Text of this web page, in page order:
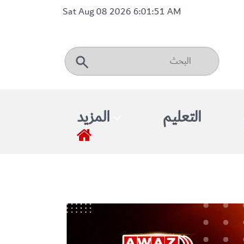
Sat Aug 08 2026 6:01:51 AM
المزيد التعليم